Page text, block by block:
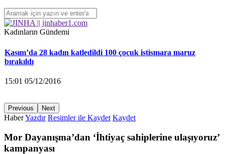
Kadınların Gündemi
16:26 04/12/2016
Kasım’da 28 kadın katledildi 100 çocuk istismara maruz
bırakıldı
15:01 05/12/2016
KA.DER: Gasp edilen 194 koltuğu istiyoruz!
15:00 05/12/2016
Previous Next
HaberYazdır Resimler ile Kaydet Kaydet
Mor Dayanışma’dan ‘İhtiyaç sahiplerine ulaşıyoruz’
kampanyası